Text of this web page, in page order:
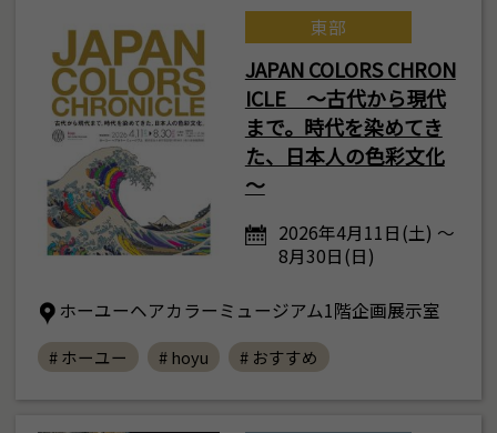
東部
JAPAN COLORS CHRON
ICLE ～古代から現代
まで。時代を染めてき
た、日本人の色彩文化
～
2026年4月11日(土) ～
8月30日(日)
ホーユーヘアカラーミュージアム1階企画展示室
# ホーユー # hoyu # おすすめ